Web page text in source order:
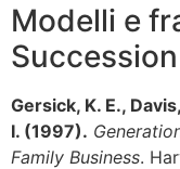
Modelli e
Gersick, K. E.,
I. (1997).
Family Business.